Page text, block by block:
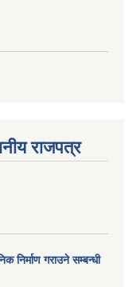
राजपत्र
निर्माण गराउने सम्बन्धी